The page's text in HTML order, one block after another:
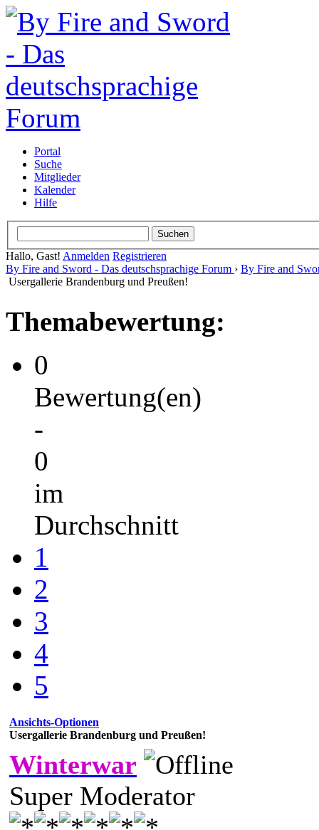
Portal
Suche
Mitglieder
Kalender
Hilfe
Hallo, Gast! Anmelden Registrieren
By Fire and Sword - Das deutschsprachige Forum › By Fire and
Usergallerie Brandenburg und Preußen!
Themabewertung:
0
Bewertung(en)
-
0
im
Durchschnitt
1
2
3
4
5
Ansichts-Optionen
Usergallerie Brandenburg und Preußen!
Winterwar
Super Moderator